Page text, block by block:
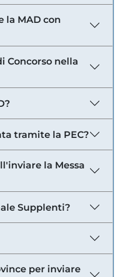
la MAD con
Concorso nella
tramite la PEC?
la Messa
Supplenti?
per inviare